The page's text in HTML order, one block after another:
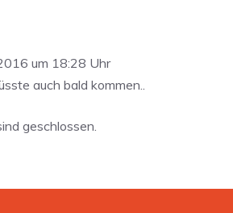
um 18:28 Uhr
auch bald kommen..
geschlossen.